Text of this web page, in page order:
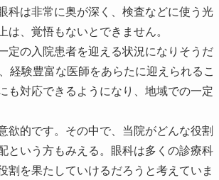
科は非常に奥が深く、検査などに使う光
、覚悟もないとできません。
の入院患者を迎える状況になりそうだ
経験豊富な医師をあらたに迎えられるこ
も対応できるようになり、地域での一定
的です。その中で、当院がどんな役割
という方もみえる。眼科は多くの診療科
を果たしていけるだろうと考えていま